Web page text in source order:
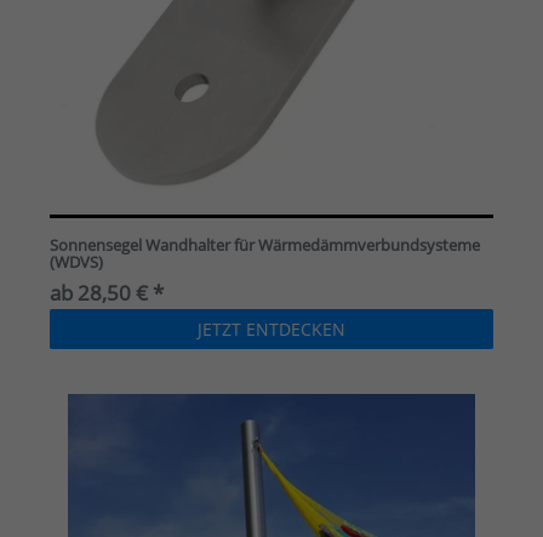
Sonnensegel Wandhalter für Wärmedämmverbundsysteme
(WDVS)
ab 28,50 € *
JETZT ENTDECKEN